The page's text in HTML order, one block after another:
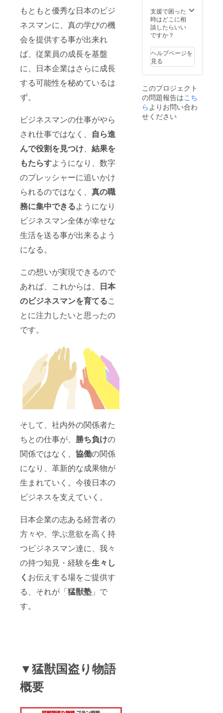
もともと優秀な日本のビジ
ネスマンに、真の学びの機
会を提供する事が出来れ
ば、従業員の成長を基盤
に、日本企業はさらに成長
する可能性を秘めているは
ず。
ビジネスマンの仕事がやら
され仕事ではなく、 自ら進
んで役割を見つけ、 結果を
もたらすようになり、数字
のプレッシャーに追いかけ
られるのではなく、 真の職
務に集中できるようになり
ビジネスマン全体が幸せな
生活を送る事が出来るよう
になる。
この想いが実現できるので
あれば、これからは、 日本
のビジネスマンを育てるこ
とに注力したいと思ったの
です。
そして、社内外の関係者た
ちとの仕事が、 勝ち負けの
関係ではなく、 協働の関係
になり、革新的な成果物が
生まれていく。今後日本の
ビジネスを支えていく。
日本企業の志ある経営者の
方々や、学ぶ意欲を高く持
つビジネスマン達に、我々
の持つ知見・経験を生々し
く お伝えする場をご提供す
る、それが「猛獣塾 」で
す。
▼猛獣国盗り物語
概要
2500名規模
への改革に
拡大しその
後の大成長
の基盤が作
られた。
2001年に販
支援で困った
時はどこに相
談したらいい
ですか？
ヘルプページを
見る
このプロジェクト
の問題報告はこち
らよりお問い合わ
せください